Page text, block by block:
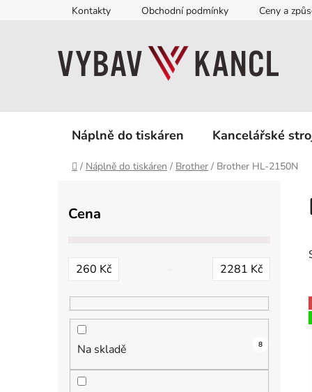
Kontakty Obchodní podmínky Ceny a
Náplně do tiskáren Kancelářské
Domů
/ Náplně do tiskáren / Brother / Brother HL-2150N
Cena
260 Kč 2281 Kč
Na skladě 8